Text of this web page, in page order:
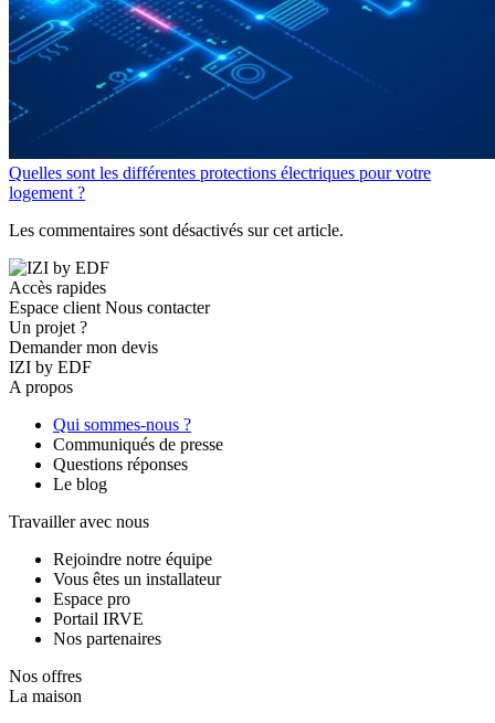
Quelles sont les différentes protections électriques pour votre
logement ?
Les commentaires sont désactivés sur cet article.
Accès rapides
Espace client Nous contacter
Un projet ?
Demander mon devis
IZI by EDF
A propos
Qui sommes-nous ?
Communiqués de presse
Questions réponses
Le blog
Travailler avec nous
Rejoindre notre équipe
Vous êtes un installateur
Espace pro
Portail IRVE
Nos partenaires
Nos offres
La maison